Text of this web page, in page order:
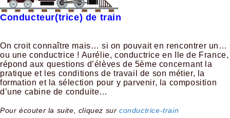
Conducteur(trice) de train
On croit connaître mais… si on pouvait en rencontrer un…
ou une conductrice ! Aurélie, conductrice en Ile de France,
répond aux questions d’élèves de 5ème concernant la
pratique et les conditions de travail de son métier, la
formation et la sélection pour y parvenir, la composition
d’une cabine de conduite…
Pour écouter la suite, cliquez surconductrice-train